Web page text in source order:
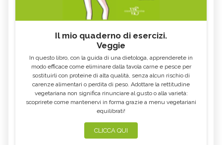
Il mio quaderno di esercizi.
Veggie
In questo libro, con la guida di una dietologa, apprenderete in
modo efficace come eliminare dalla tavola carne e pesce per
sostituirli con proteine di alta qualità, senza alcun rischio di
carenze alimentari o perdita di peso. Adottare la rettitudine
vegetariana non significa rinunciare al gusto o alla varietà:
scoprirete come mantenervi in forma grazie a menu vegetariani
equilibrati!
CLICCA QUI